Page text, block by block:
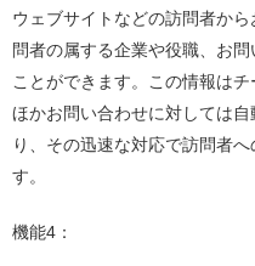
ウェブサイトなどの訪問者か
問者の属する企業や役職、お
ことができます。この情報は
ほかお問い合わせに対しては
り、その迅速な対応で訪問者
す。
機能4：